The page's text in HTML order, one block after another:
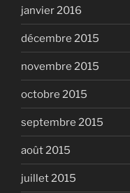
janvier 2016
décembre 2015
novembre 2015
octobre 2015
septembre 2015
août 2015
juillet 2015